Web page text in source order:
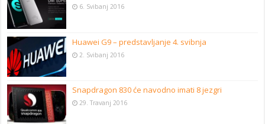
6. Svibanj 2016
Huawei G9 – predstavljanje 4. svibnja
2. Svibanj 2016
Snapdragon 830 će navodno imati 8 jezgri
29. Travanj 2016